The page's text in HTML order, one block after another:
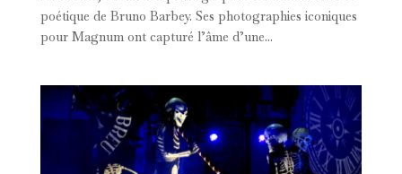
poétique de Bruno Barbey. Ses photographies iconiques
pour Magnum ont capturé l’âme d’une...